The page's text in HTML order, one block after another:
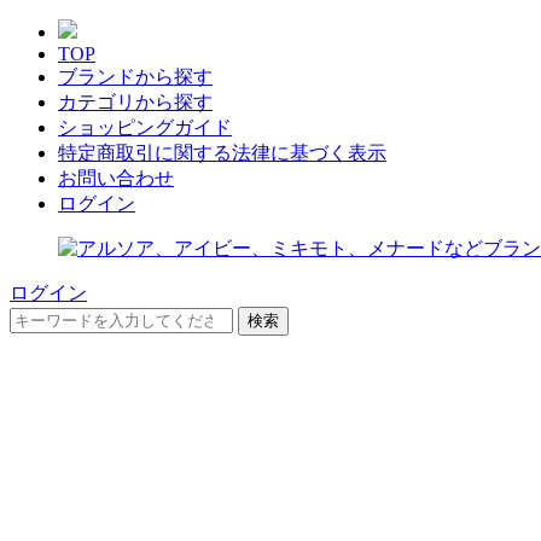
TOP
ブランドから探す
カテゴリから探す
ショッピングガイド
特定商取引に関する法律に基づく表示
お問い合わせ
ログイン
ログイン
検索